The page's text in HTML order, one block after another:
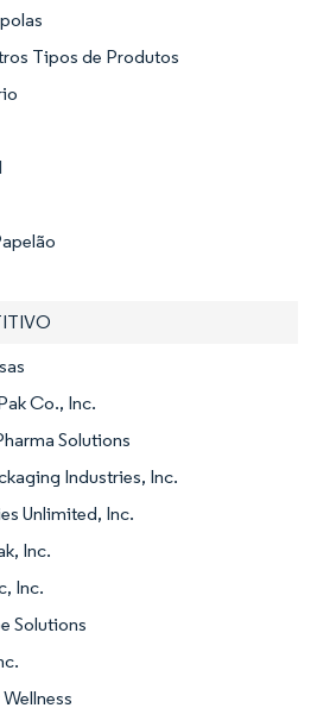
Tipos de Produtos
Co., Inc.
Solutions
Industries, Inc.
Unlimited, Inc.
Inc.
Inc.
Solutions